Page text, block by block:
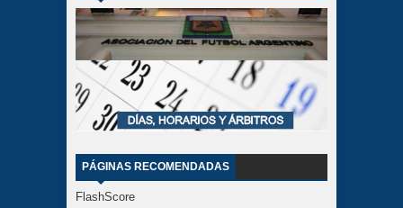
PÁGINAS RECOMENDADAS
FlashScore